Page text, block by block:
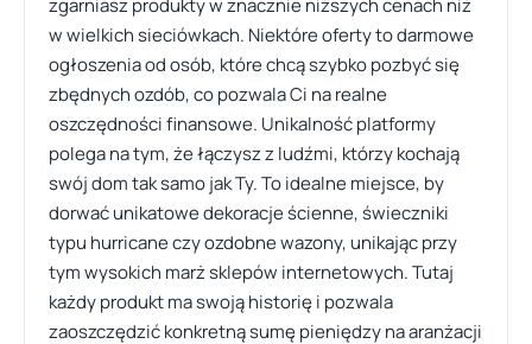
zgarniasz produkty w znacznie niższych cenach niż
w wielkich sieciówkach. Niektóre oferty to darmowe
ogłoszenia od osób, które chcą szybko pozbyć się
zbędnych ozdób, co pozwala Ci na realne
oszczędności finansowe. Unikalność platformy
polega na tym, że łączysz z ludźmi, którzy kochają
swój dom tak samo jak Ty. To idealne miejsce, by
dorwać unikatowe dekoracje ścienne, świeczniki
typu hurricane czy ozdobne wazony, unikając przy
tym wysokich marż sklepów internetowych. Tutaj
każdy produkt ma swoją historię i pozwala
zaoszczędzić konkretną sumę pieniędzy na aranżacji